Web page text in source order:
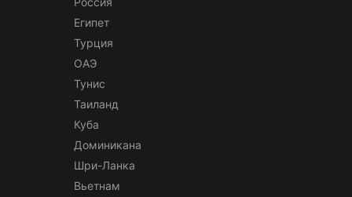
Египет
Турция
ОАЭ
Тунис
Таиланд
Куба
Доминикана
Шри-Ланка
Вьетнам